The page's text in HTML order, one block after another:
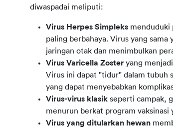
diwaspadai meliputi:
Virus Herpes Simpleks menduduki
paling berbahaya. Virus yang
jaringan otak dan menimbulkan
Virus Varicella Zoster yang
Virus ini dapat "tidur" dalam tubuh
yang dapat menyebabkan
Virus-virus klasik seperti campak,
menurun berkat program vaksinasi
Virus yang ditularkan hewan